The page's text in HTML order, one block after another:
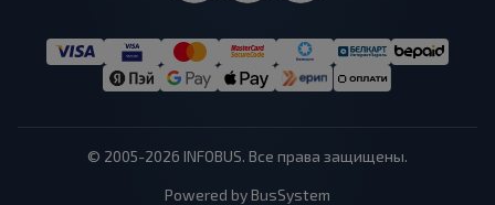
© 2005-2026 INFOBUS. Все права защищены.
Powered by BusSystem